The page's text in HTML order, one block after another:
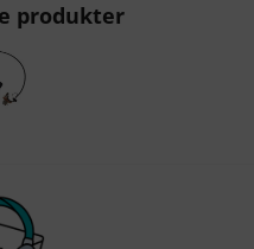
produkter